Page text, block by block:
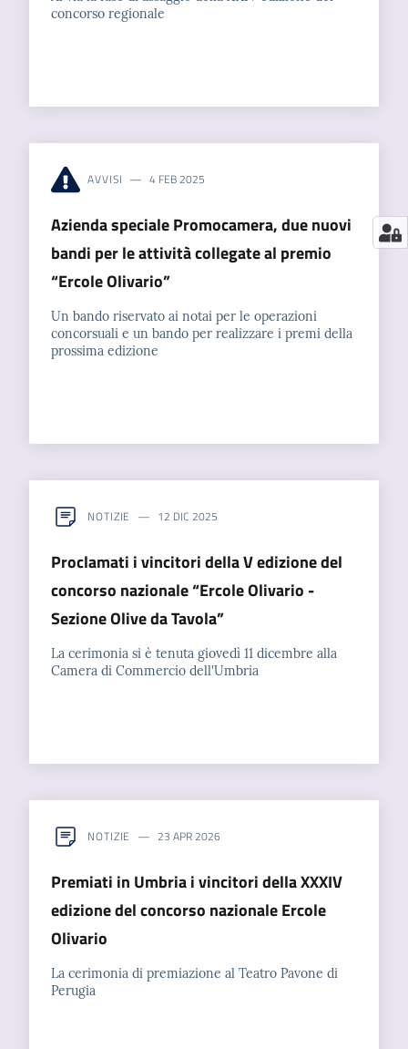
concorso regionale
AVVISI 4 FEB 2025
Azienda speciale Promocamera, due nuovi
bandi per le attività collegate al premio
“Ercole Olivario”
Un bando riservato ai notai per le operazioni
concorsuali e un bando per realizzare i premi della
prossima edizione
NOTIZIE 12 DIC 2025
Proclamati i vincitori della V edizione del
concorso nazionale “Ercole Olivario -
Sezione Olive da Tavola”
La cerimonia si è tenuta giovedì 11 dicembre alla
Camera di Commercio dell'Umbria
NOTIZIE 23 APR 2026
Premiati in Umbria i vincitori della XXXIV
edizione del concorso nazionale Ercole
Olivario
La cerimonia di premiazione al Teatro Pavone di
Perugia